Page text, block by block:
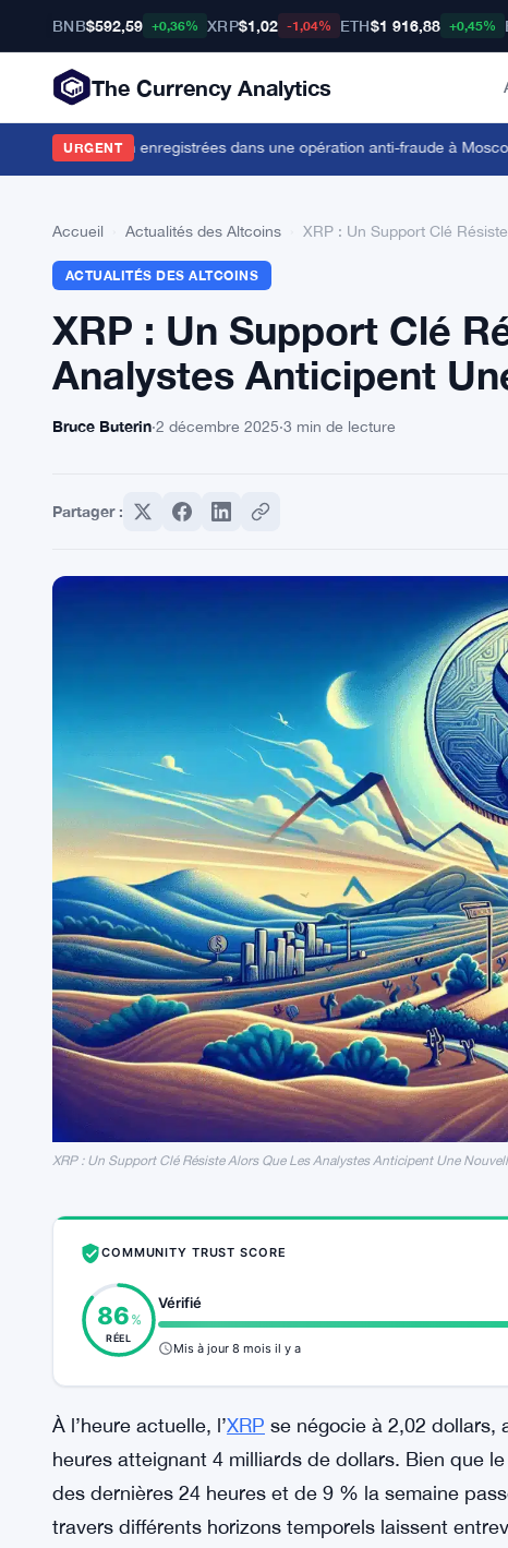
BNB$592,59 +0,36% XRP$1,02 -1,04% ETH$1 916,88 +0,45%
The Currency Analytics
URGENT
crypto non enregistrées dans une opération anti-fraude à Moscou·
Accueil Actualités des Altcoins XRP : Un Support Clé
ACTUALITÉS DES ALTCOINS
XRP : Un Support Clé
Analystes Anticipent
Bruce Buterin·2 décembre 2025·3 min de lecture
Partager :
XRP : Un Support Clé Résiste Alors Que Les Analystes Anticipent Une
COMMUNITY TRUST SCORE
86 %
RÉEL
Vérifié
Mis à jour 8 mois il y a
À l’heure actuelle, l’XRP se négocie à 2,02 dollars,
heures atteignant 4 milliards de dollars. Bien que
des dernières 24 heures et de 9 % la semaine
travers différents horizons temporels laissent